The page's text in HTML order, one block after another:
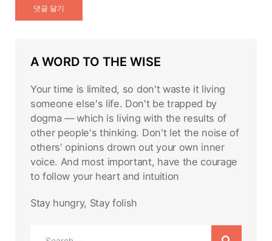
A WORD TO THE WISE
Your time is limited, so don't waste it living
someone else's life. Don't be trapped by
dogma — which is living with the results of
other people's thinking. Don't let the noise of
others' opinions drown out your own inner
voice. And most important, have the courage
to follow your heart and intuition
Stay hungry, Stay folish